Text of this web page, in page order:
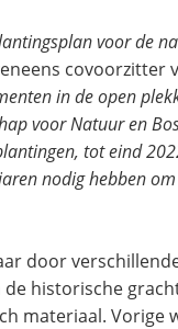
voor de
covoorzitter
in de open
voor Natuur en
tot eind
nodig hebben
door
historische
materiaal. Vorige